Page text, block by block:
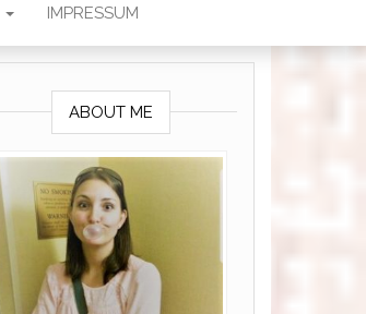
IMPRESSUM
ABOUT ME